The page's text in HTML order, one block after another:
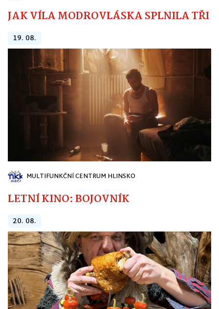
JAK VÍLA MODROVLÁSKA SPLNILA
19. 08.
MULTIFUNKČNÍ CENTRUM HLINSKO
LETNÍ KINO: BOJOVNÍK
20. 08.